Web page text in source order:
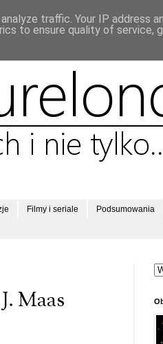
Filmy i seriale Podsumowania
Maas
traffic. Your IP address
to ensure quality of service,